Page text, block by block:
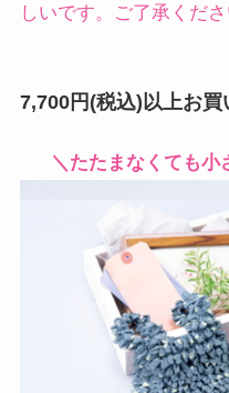
しいです。ご了承くだ
7,700円(税込)以上お買
＼たたまなくても小